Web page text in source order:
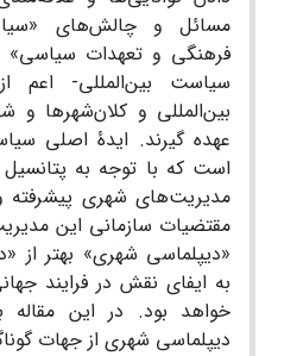
مسائل و چالش‌های
فرهنگی و تعهدات سیاسی»
سیاست بین‌المللی- اعم
بین‌المللی و کلان‌شهرها
عهده گیرند. ایدۀ اصلی
است که با توجه به
مدیریت‌های شهری پیشرفته
مقتضیات سازمانی این
«دیپلماسی شهری» بهتر از
به ایفای نقش در فرایند
خواهد بود. در این
دیپلماسی شهری از جهات